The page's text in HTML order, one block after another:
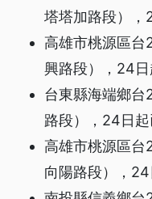
塔塔加路段），
高雄市桃源區
興路段），24日
台東縣海端鄉台
路段），24日起
高雄市桃源區
向陽路段），24